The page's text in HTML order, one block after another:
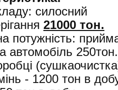
силосний
21000 тон.
потужність:
автомобіль 250тон.
- 1200 тон в